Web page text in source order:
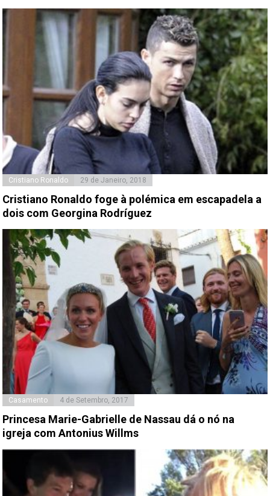
Cristiano Ronaldo 29 de Janeiro, 2018
Cristiano Ronaldo foge à polémica em escapadela a
dois com Georgina Rodríguez
Casamento 4 de Setembro, 2017
Princesa Marie-Gabrielle de Nassau dá o nó na
igreja com Antonius Willms